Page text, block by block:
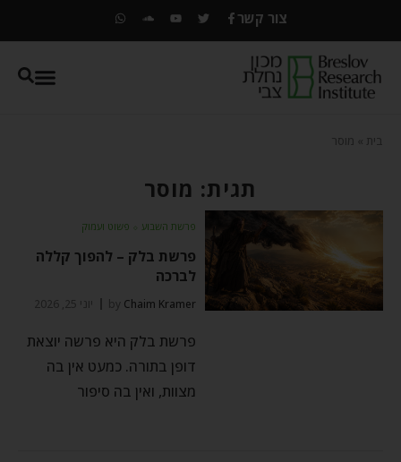
צור קשר
בית מוסר
תגית: מוסר
פרשת השבוע ⬦ פשוט ועמוק
פרשת בלק – להפוך קללה
לברכה
by Chaim Kramer יוני 25, 2026
פרשת בלק היא פרשה יוצאת
דופן בתורה. כמעט אין בה
מצוות, ואין בה סיפור